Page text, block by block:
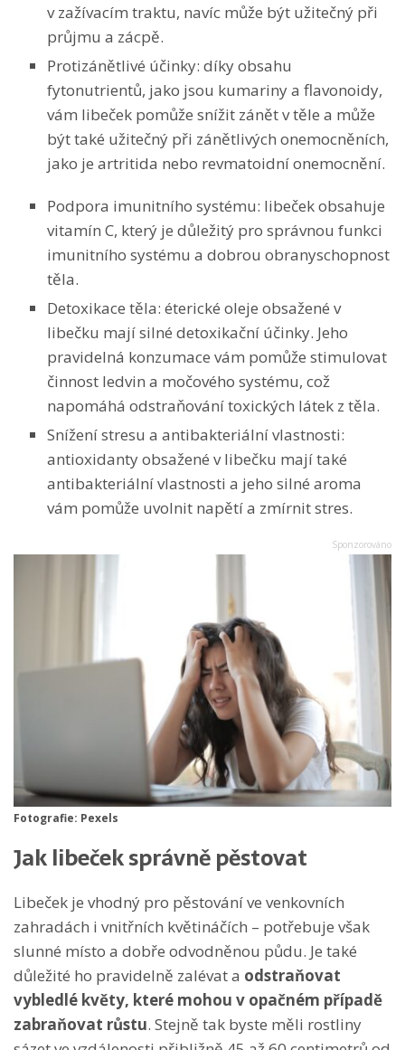
v zažívacím traktu, navíc může být užitečný při
průjmu a zácpě.
Protizánětlivé účinky: díky obsahu
fytonutrientů, jako jsou kumariny a flavonoidy,
vám libeček pomůže snížit zánět v těle a může
být také užitečný při zánětlivých onemocněních,
jako je artritida nebo revmatoidní onemocnění.
Podpora imunitního systému: libeček obsahuje
vitamín C, který je důležitý pro správnou funkci
imunitního systému a dobrou obranyschopnost
těla.
Detoxikace těla: éterické oleje obsažené v
libečku mají silné detoxikační účinky. Jeho
pravidelná konzumace vám pomůže stimulovat
činnost ledvin a močového systému, což
napomáhá odstraňování toxických látek z těla.
Snížení stresu a antibakteriální vlastnosti:
antioxidanty obsažené v libečku mají také
antibakteriální vlastnosti a jeho silné aroma
vám pomůže uvolnit napětí a zmírnit stres.
Fotografie: Pexels
Jak libeček správně pěstovat
Libeček je vhodný pro pěstování ve venkovních
zahradách i vnitřních květináčích – potřebuje však
slunné místo a dobře odvodněnou půdu. Je také
důležité ho pravidelně zalévat a odstraňovat
vybledlé květy, které mohou v opačném případě
zabraňovat růstu. Stejně tak byste měli rostliny